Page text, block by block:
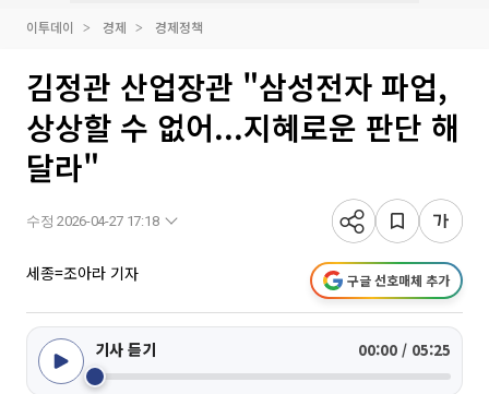
이투데이 경제 경제정책
김정관 산업장관 "삼성전자 파업,
상상할 수 없어...지혜로운 판단 해
달라"
수정 2026-04-27 17:18
세종=조아라 기자 구글 선호매체 추가
기사 듣기 00:00 / 05:25